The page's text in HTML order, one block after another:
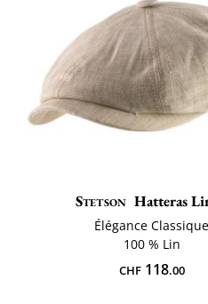
Stetson Hatteras
Élégance Classique
100 % Lin
CHF118.00